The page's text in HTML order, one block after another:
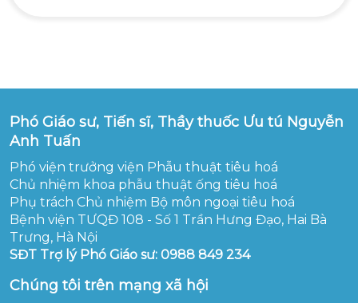
Phó Giáo sư, Tiến sĩ, Thầy thuốc Ưu tú Nguyễn
Anh Tuấn
Phó viện trưởng viện Phẫu thuật tiêu hoá
Chủ nhiệm khoa phẫu thuật ống tiêu hoá
Phụ trách Chủ nhiệm Bộ môn ngoại tiêu hoá
Bệnh viện TƯQĐ 108 - Số 1 Trần Hưng Đạo, Hai Bà
Trưng, Hà Nội
SĐT Trợ lý Phó Giáo sư: 0988 849 234
Chúng tôi trên mạng xã hội